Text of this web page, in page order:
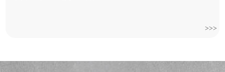
>>>